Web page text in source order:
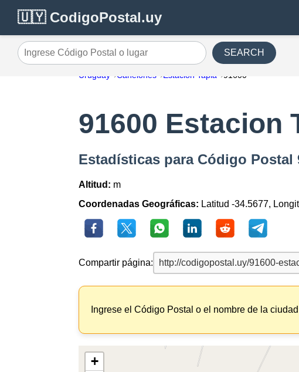
🇺🇾 CodigoPostal.uy
Ingrese Código Postal o lugar SEARCH
Uruguay Canelones Estacion Tapia 91600
91600 Estacion
Estadísticas para Código Postal
Altitud: m
Coordenadas Geográficas: Latitud -34.5677,
Compartir página:
Ingrese el Código Postal o el nombre de la
+